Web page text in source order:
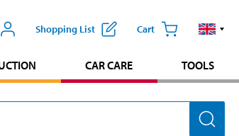
Shopping List Cart
CAR CARE TOOLS